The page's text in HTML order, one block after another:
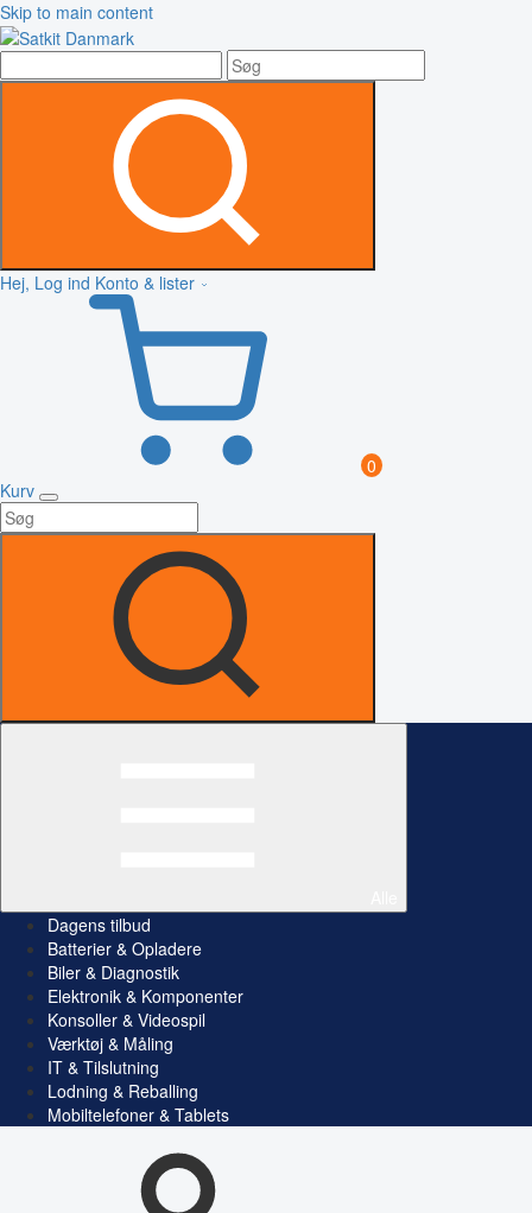
Skip to main content
Hej, Log ind Konto & lister
0
Kurv
Dagens tilbud
Batterier & Opladere
Biler & Diagnostik
Elektronik & Komponenter
Konsoller & Videospil
Værktøj & Måling
IT & Tilslutning
Lodning & Reballing
Mobiltelefoner & Tablets